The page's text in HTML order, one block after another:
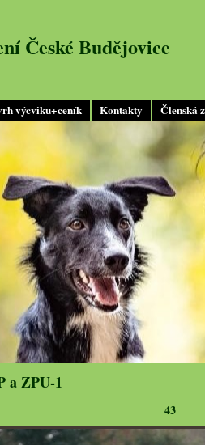
výcviku+ceník Kontakty Členská
České Budějovice
a ZPU-1
43